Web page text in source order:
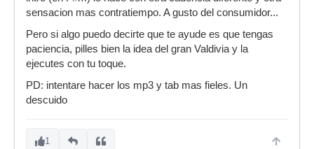
sensacion mas contratiempo. A gusto del consumidor...
Pero si algo puedo decirte que te ayude es que tengas
paciencia, pilles bien la idea del gran Valdivia y la
ejecutes con tu toque.
PD: intentare hacer los mp3 y tab mas fieles. Un
descuido
1